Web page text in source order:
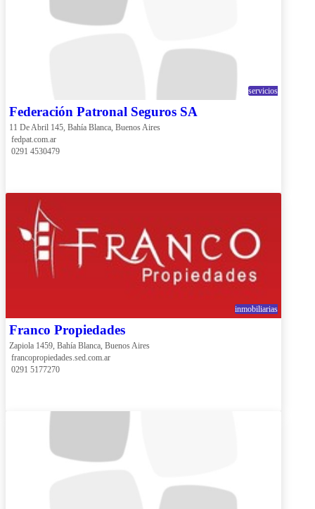
servicios
Federación Patronal Seguros SA
11 De Abril 145, Bahía Blanca, Buenos Aires
fedpat.com.ar
0291 4530479
inmobiliarias
Franco Propiedades
Zapiola 1459, Bahía Blanca, Buenos Aires
francopropiedades.sed.com.ar
0291 5177270